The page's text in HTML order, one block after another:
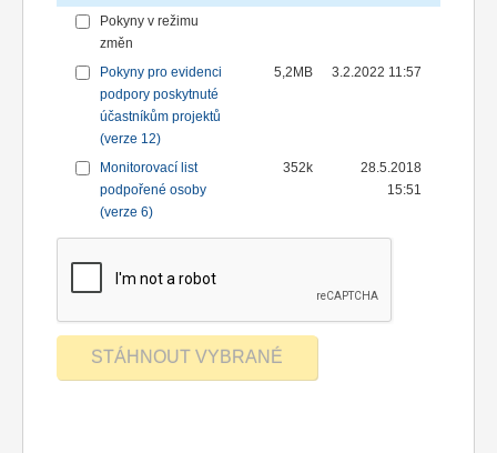
Pokyny v režimu
změn
Pokyny pro evidenci
podpory poskytnuté
účastníkům projektů
(verze 12)
5,2MB 3.2.2022 11:57
Monitorovací list
podpořené osoby
(verze 6)
352k
28.5.2018
15:51